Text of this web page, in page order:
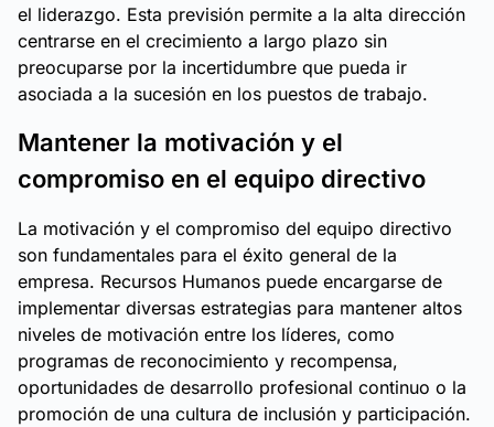
el liderazgo. Esta previsión permite a la alta dirección
centrarse en el crecimiento a largo plazo sin
preocuparse por la incertidumbre que pueda ir
asociada a la sucesión en los puestos de trabajo.
Mantener la motivación y el
compromiso en el equipo directivo
La motivación y el compromiso del equipo directivo
son fundamentales para el éxito general de la
empresa. Recursos Humanos puede encargarse de
implementar diversas estrategias para mantener altos
niveles de motivación entre los líderes, como
programas de reconocimiento y recompensa,
oportunidades de desarrollo profesional continuo o la
promoción de una cultura de inclusión y participación.